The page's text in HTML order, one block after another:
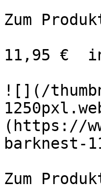
Zum
11,95 €
![](/
(https://
barknest-
Zum